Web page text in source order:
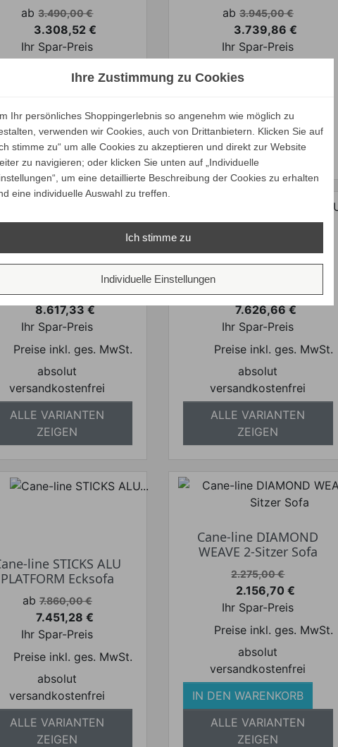
Verkaufspreis
ab 3.490,00 €
Preis
3.308,52 €
Ihr Spar-Preis
ALLE VARIANTEN
ZEIGEN
Verkaufspreis
ab 3.945,00 €
Preis
3.739,86 €
Ihr Spar-Preis
ALLE VARIANTEN
ZEIGEN
Sofa mit
Verkaufspreis
ab 9.090,01 €
Preis
8.617,33 €
Ihr Spar-Preis
Preise inkl. ges. MwSt.
absolut
versandkostenfrei
ALLE VARIANTEN
ZEIGEN
PLATFORM Sofa mit
Verkaufspreis
ab 8.045,00 €
Preis
7.626,66 €
Ihr Spar-Preis
Preise inkl. ges. MwSt.
absolut
versandkostenfrei
ALLE VARIANTEN
ZEIGEN
line STICKS ALU
PLATFORM Ecksofa
Verkaufspreis
ab 7.860,00 €
Preis
7.451,28 €
Ihr Spar-Preis
Preise inkl. ges. MwSt.
absolut
versandkostenfrei
ALLE VARIANTEN
ZEIGEN
Cane-line DIAMOND
WEAVE 2-Sitzer Sofa
Verkaufspreis
2.275,00 €
Preis
2.156,70 €
Ihr Spar-Preis
Preise inkl. ges. MwSt.
absolut
versandkostenfrei
IN DEN WARENKORB
ALLE VARIANTEN
ZEIGEN
Ihre Zustimmung zu Cookies
Ihr persönliches Shoppingerlebnis so angenehm wie möglich zu
verwenden wir Cookies, auch von Drittanbietern. Klicken Sie auf
stimme zu“ um alle Cookies zu akzeptieren und direkt zur Website
zu navigieren; oder klicken Sie unten auf „Individuelle
um eine detaillierte Beschreibung der Cookies zu erhalten
eine individuelle Auswahl zu treffen.
Ich stimme zu
Individuelle Einstellungen